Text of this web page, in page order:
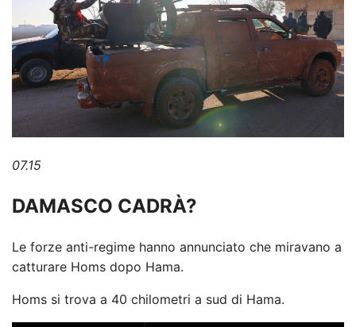
07.15
DAMASCO CADRÀ?
Le forze anti-regime hanno annunciato che miravano a
catturare Homs dopo Hama.
Homs si trova a 40 chilometri a sud di Hama.